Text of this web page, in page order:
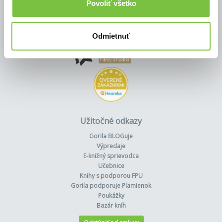
Povoliť všetko
Odmietnuť
Užitočné odkazy
Gorila BLOGuje
Výpredaje
E-knižný sprievodca
Učebnice
Knihy s podporou FPU
Gorila podporuje Plamienok
Poukážky
Bazár kníh